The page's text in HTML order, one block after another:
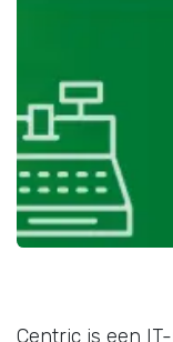
Centric is een